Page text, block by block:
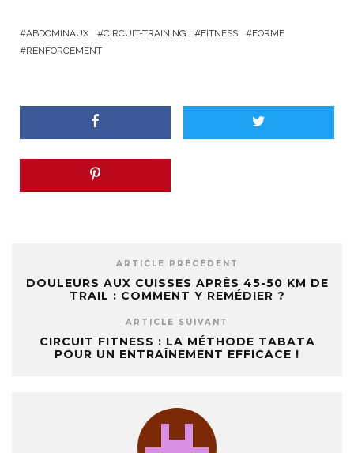
ABDOMINAUX CIRCUIT-TRAINING FITNESS
FORME
RENFORCEMENT
ARTICLE PRÉCÉDENT
DOULEURS AUX CUISSES APRÈS 45-50 KM DE
TRAIL : COMMENT Y REMÉDIER ?
ARTICLE SUIVANT
CIRCUIT FITNESS : LA MÉTHODE TABATA
POUR UN ENTRAÎNEMENT EFFICACE !